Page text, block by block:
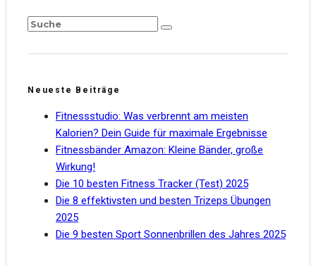
Neueste Beiträge
Fitnessstudio: Was verbrennt am meisten
Kalorien? Dein Guide für maximale Ergebnisse
Fitnessbänder Amazon: Kleine Bänder, große
Wirkung!
Die 10 besten Fitness Tracker (Test) 2025
Die 8 effektivsten und besten Trizeps Übungen
2025
Die 9 besten Sport Sonnenbrillen des Jahres 2025